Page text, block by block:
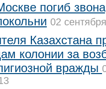
погиб
02
Казахстана
колонии за
вражды